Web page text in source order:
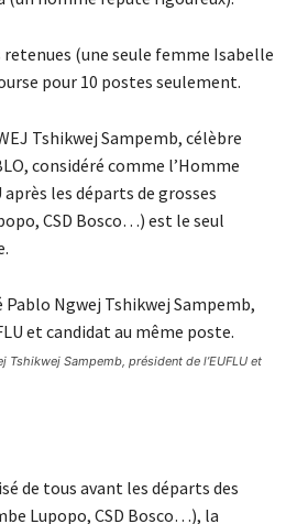
retenues (une seule femme Isabelle
pour 10 postes seulement.
Tshikwej Sampemb, célèbre
considéré comme l’Homme
après les départs de grosses
CSD Bosco…) est le seul
Tshikwej Sampemb, président de l’EUFLU et
de tous avant les départs des
Lupopo, CSD Bosco…), la